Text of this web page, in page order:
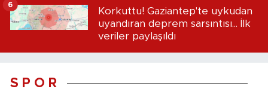
Korkuttu! Gaziantep'te uykudan
uyandıran deprem sarsıntısı... İlk
veriler paylaşıldı
6
S P O R